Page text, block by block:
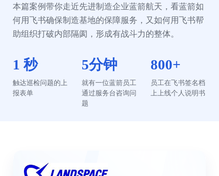
本篇案例带你走近先进制造企业蓝箭航天，看蓝箭如
何用飞书确保制造基地的保障服务，又如何用飞书帮
助组织打破内部隔阂，形成有战斗力的整体。
1 秒
触达巡检问题的上
报表单
5分钟
就有一位蓝箭员工
通过服务台咨询问
题
800+
员工在飞书签名档
上上线个人说明书